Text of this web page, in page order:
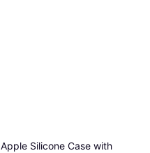
Apple Silicone Case with